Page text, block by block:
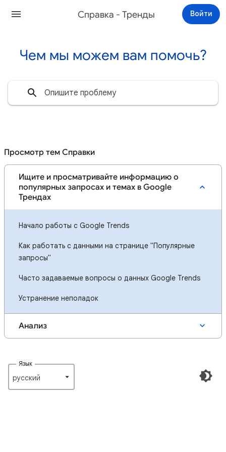
Cправка - Тренды Войти
Чем мы можем вам помочь?
Просмотр тем Справки
Ищите и просматривайте информацию о
популярных запросах и темах в Google
Трендах
Начало работы с Google Trends
Как работать с данными на странице "Популярные
запросы"
Часто задаваемые вопросы о данных Google Trends
Устранение неполадок
Анализ
Язык
русский‎